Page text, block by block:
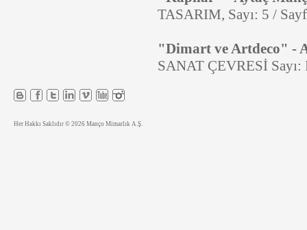
TASARIM, Sayı: 5 /
"Dimart ve Artdeco" -
SANAT ÇEVRESİ
Her Hakkı Saklıdır © 2026 Manço Mimarlık A.Ş.